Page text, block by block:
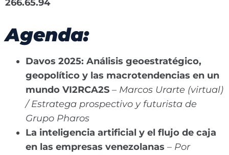
266.65.94
Agenda:
Davos 2025: Análisis geoestratégico,
geopolítico y las macrotendencias en un
mundo VI2RCA2S – Marcos Urarte (virtual)
/ Estratega prospectivo y futurista de
Grupo Pharos
La inteligencia artificial y el flujo de caja
en las empresas venezolanas – Por